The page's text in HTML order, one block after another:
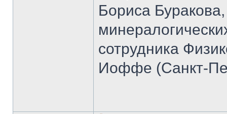
Бориса
сотрудника
Иоффе (Санкт-